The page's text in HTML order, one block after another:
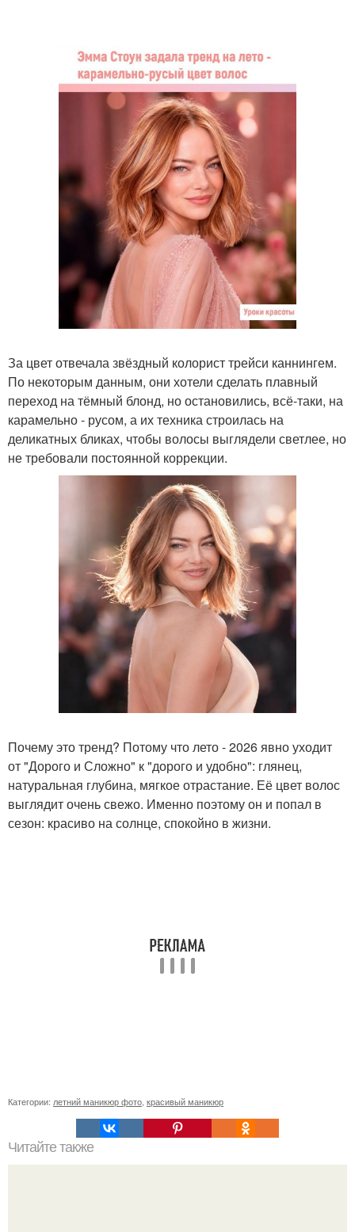
За цвет отвечала звёздный колорист трейси каннингем.
По некоторым данным, они хотели сделать плавный
переход на тёмный блонд, но остановились, всё-таки, на
карамельно - русом, а их техника строилась на
деликатных бликах, чтобы волосы выглядели светлее, но
не требовали постоянной коррекции.
Почему это тренд? Потому что лето - 2026 явно уходит
от "Дорого и Сложно" к "дорого и удобно": глянец,
натуральная глубина, мягкое отрастание. Её цвет волос
выглядит очень свежо. Именно поэтому он и попал в
сезон: красиво на солнце, спокойно в жизни.
Категории: летний маникюр фото красивый маникюр
Читайте также